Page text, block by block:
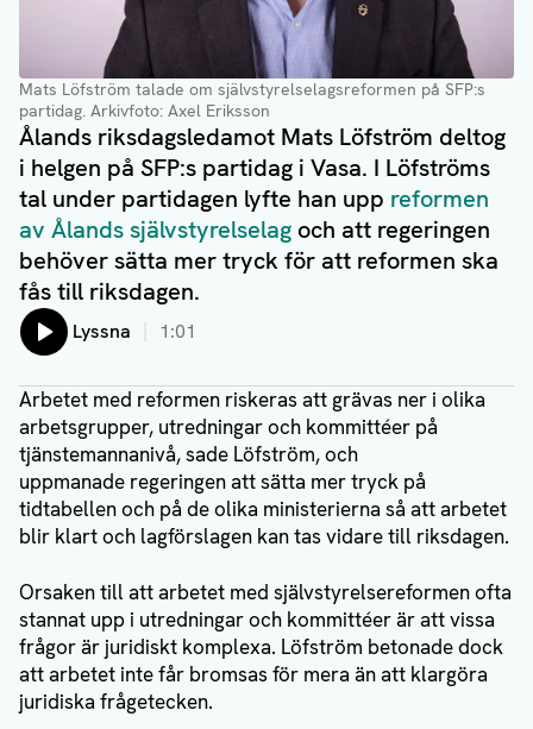
Mats Löfström talade om självstyrelselagsreformen på SFP:s
partidag. Arkivfoto: Axel Eriksson
Ålands riksdagsledamot Mats Löfström deltog
i helgen på SFP:s partidag i Vasa. I Löfströms
tal under partidagen lyfte han upp reformen
av Ålands självstyrelselag och att regeringen
behöver sätta mer tryck för att reformen ska
fås till riksdagen.
Lyssna 1:01
Arbetet med reformen riskeras att grävas ner i olika
arbetsgrupper, utredningar och kommittéer på
tjänstemannanivå, sade Löfström, och
uppmanade regeringen att sätta mer tryck på
tidtabellen och på de olika ministerierna så att arbetet
blir klart och lagförslagen kan tas vidare till riksdagen.
Orsaken till att arbetet med självstyrelsereformen ofta
stannat upp i utredningar och kommittéer är att vissa
frågor är juridiskt komplexa. Löfström betonade dock
att arbetet inte får bromsas för mera än att klargöra
juridiska frågetecken.